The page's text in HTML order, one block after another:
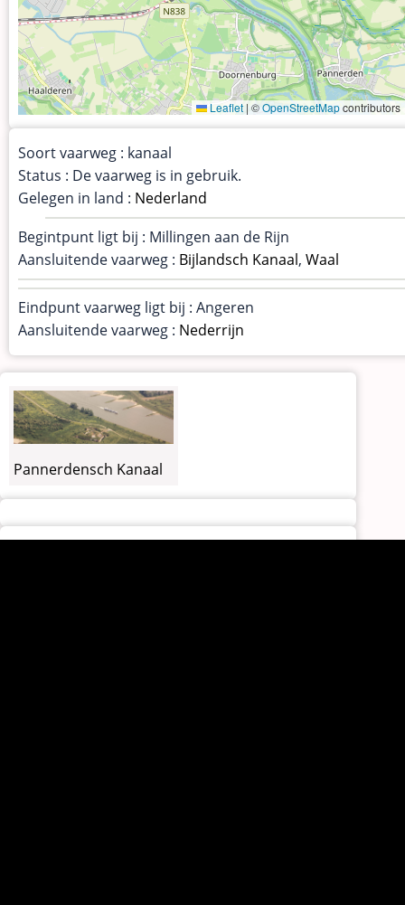
Leaflet | ©OpenStreetMapcontributors
Soort vaarweg : kanaal
Status : De vaarweg is in gebruik.
Gelegen in land : Nederland
Begintpunt ligt bij : Millingen aan de Rijn
Aansluitende vaarweg : Bijlandsch Kanaal, Waal
Eindpunt vaarweg ligt bij : Angeren
Aansluitende vaarweg : Nederrijn
Pannerdensch Kanaal